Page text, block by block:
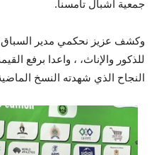
جمعية أشبال تامسنا.
وكشف عزيز نحكمي مدير
للذكور والإناث، ، واعدا برفع
النجاح الذي شهدته النسخ